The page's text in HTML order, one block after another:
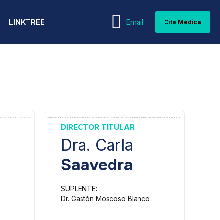
Email Cita Médica
PSIQUIATRÍA Y PSICOLOGÍA
REPRODUCCIÓN ASISTIDA
LINKTREE
DIRECTOR TITULAR
Dra. Carla
Saavedra
SUPLENTE:
Dr. Gastón Moscoso Blanco